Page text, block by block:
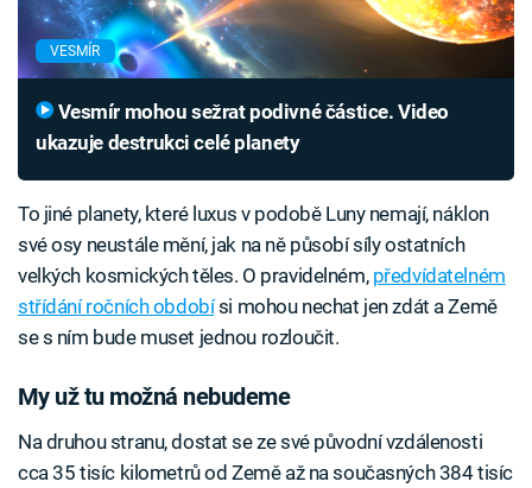
VESMÍR
ukazuje destrukci celé planety
To jiné planety, které luxus v podobě Luny nemají, náklon
své osy neustále mění, jak na ně působí síly ostatních
velkých kosmických těles. O pravidelném, předvídatelném
střídání ročních obdobísi mohou nechat jen zdát a Země
se s ním bude muset jednou rozloučit.
My už tu možná nebudeme
Na druhou stranu, dostat se ze své původní vzdálenosti
cca 35 tisíc kilometrů od Země až na současných 384 tisíc